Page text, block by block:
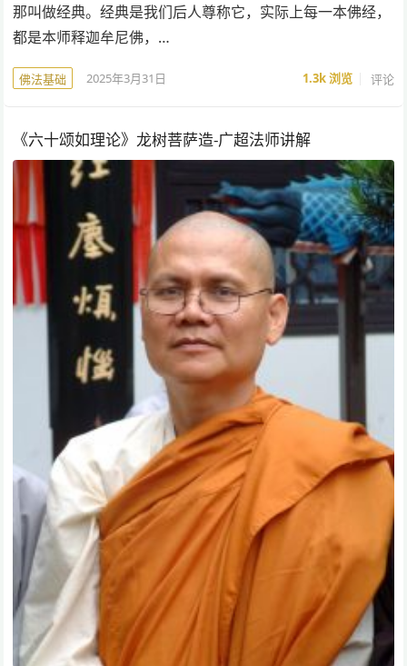
那叫做经典。经典是我们后人尊称它，实际上每一本佛经，
都是本师释迦牟尼佛，…
佛法基础 2025年3月31日 1.3k浏览 评论
《六十颂如理论》龙树菩萨造-广超法师讲解